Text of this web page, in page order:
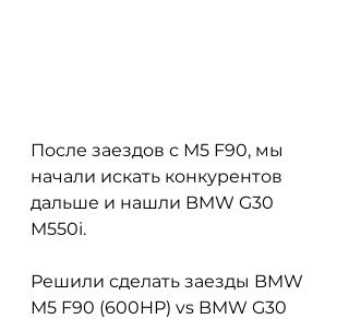
После заездов с М5 F90, мы
начали искать конкурентов
дальше и нашли BMW G30
M550i.
Решили сделать заезды BMW
M5 F90 (600HP) vs BMW G30